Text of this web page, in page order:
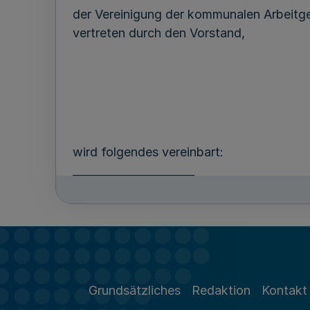
der Vereinigung der kommunalen
vertreten durch den Vorstand,
wird folgendes vereinbart:
mit der Gewerkschaft Öffentliche
- Gewerkschaft Erziehung und
Grundsätzliches Redaktion Kontakt